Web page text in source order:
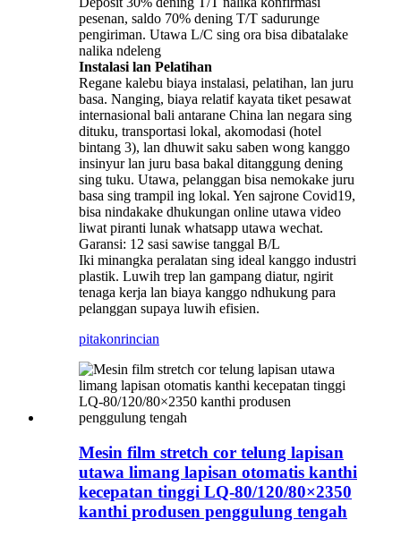
pesenan, saldo 70% dening T/T sadurunge
pengiriman. Utawa L/C sing ora bisa dibatalake
nalika ndeleng
Instalasi lan Pelatihan
Regane kalebu biaya instalasi, pelatihan, lan juru
basa. Nanging, biaya relatif kayata tiket pesawat
internasional bali antarane China lan negara sing
dituku, transportasi lokal, akomodasi (hotel
bintang 3), lan dhuwit saku saben wong kanggo
insinyur lan juru basa bakal ditanggung dening
sing tuku. Utawa, pelanggan bisa nemokake juru
basa sing trampil ing lokal. Yen sajrone Covid19,
bisa nindakake dhukungan online utawa video
liwat piranti lunak whatsapp utawa wechat.
Garansi: 12 sasi sawise tanggal B/L
Iki minangka peralatan sing ideal kanggo industri
plastik. Luwih trep lan gampang diatur, ngirit
tenaga kerja lan biaya kanggo ndhukung para
pelanggan supaya luwih efisien.
pitakonrincian
Mesin film stretch cor telung lapisan
utawa limang lapisan otomatis kanthi
kecepatan tinggi LQ-80/120/80×2350
kanthi produsen penggulung tengah